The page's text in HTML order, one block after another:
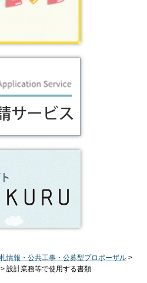
情報・公共工事・公募型プロポーザル >
> 設計業務等で使用する書類